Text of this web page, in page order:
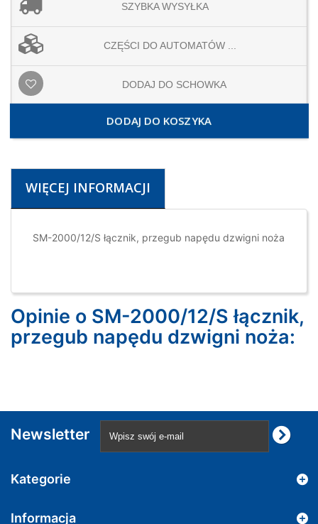
SZYBKA WYSYŁKA
CZĘŚCI DO AUTOMATÓW ...
DODAJ DO SCHOWKA
DODAJ DO KOSZYKA
WIĘCEJ INFORMACJI
SM-2000/12/S łącznik, przegub napędu dzwigni noża
Opinie o SM-2000/12/S łącznik,
przegub napędu dzwigni noża:
Newsletter
Kategorie
Informacja